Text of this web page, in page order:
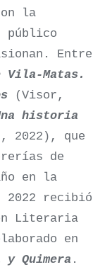
la
público
Entre
Vila-Matas.
(Visor,
historia
2022), que
de
en la
2022 recibió
Literaria
en
Quimera .